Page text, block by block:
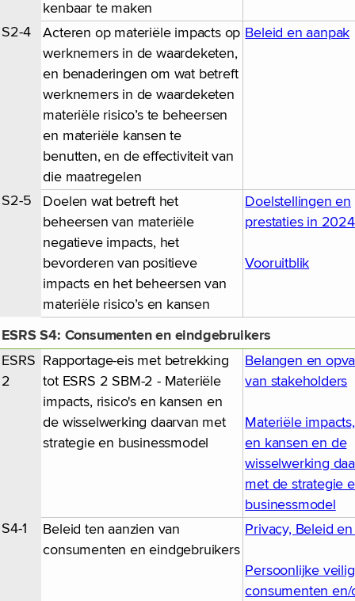
kenbaar te maken
S2-4
Acteren op materiële impacts op
werknemers in de waardeketen,
en benaderingen om wat betreft
werknemers in de waardeketen
materiële risico’s te beheersen
en materiële kansen te
benutten, en de effectiviteit van
die maatregelen
Beleid en aanpak
S2-5
Doelen wat betreft het
beheersen van materiële
negatieve impacts, het
bevorderen van positieve
impacts en het beheersen van
materiële risico’s en kansen
Doelstellingen en
prestaties in 2024
Vooruitblik
ESRS S4: Consumenten en eindgebruikers
ESRS
2
Rapportage-eis met betrekking
tot ESRS 2 SBM-2 - Materiële
impacts, risico's en kansen en
de wisselwerking daarvan met
strategie en businessmodel
Belangen en
van stakeholders
Materiële impacts,
en kansen en de
wisselwerking
met de strategie
businessmodel
S4-1
Beleid ten aanzien van
consumenten en eindgebruikers
Privacy, Beleid
Persoonlijke
consumenten en/